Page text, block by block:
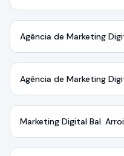
Agência de Marketing
Agência de Marketing
Marketing Digital Bal.